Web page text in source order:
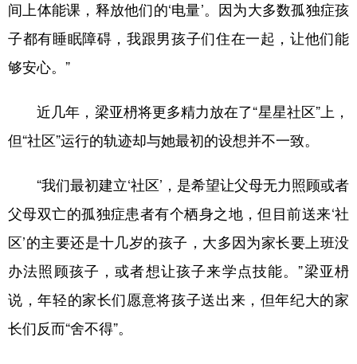
间上体能课，释放他们的‘电量’。因为大多数孤独症孩
子都有睡眠障碍，我跟男孩子们住在一起，让他们能
够安心。”
近几年，梁亚枬将更多精力放在了“星星社区”上，
但“社区”运行的轨迹却与她最初的设想并不一致。
“我们最初建立‘社区’，是希望让父母无力照顾或者
父母双亡的孤独症患者有个栖身之地，但目前送来‘社
区’的主要还是十几岁的孩子，大多因为家长要上班没
办法照顾孩子，或者想让孩子来学点技能。”梁亚枬
说，年轻的家长们愿意将孩子送出来，但年纪大的家
长们反而“舍不得”。